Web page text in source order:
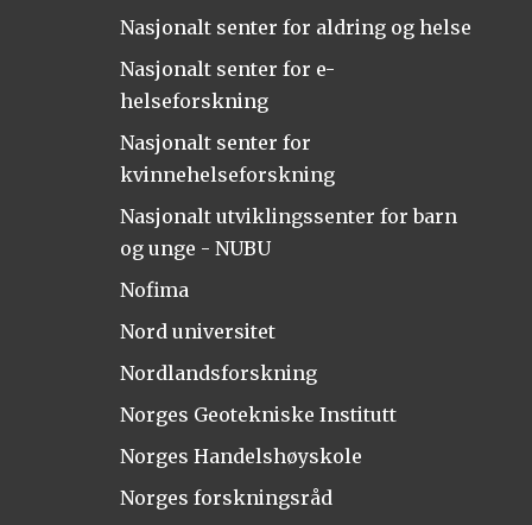
Nasjonalt senter for aldring og helse
Nasjonalt senter for e-
helseforskning
Nasjonalt senter for
kvinnehelseforskning
Nasjonalt utviklingssenter for barn
og unge - NUBU
Nofima
Nord universitet
Nordlandsforskning
Norges Geotekniske Institutt
Norges Handelshøyskole
Norges forskningsråd